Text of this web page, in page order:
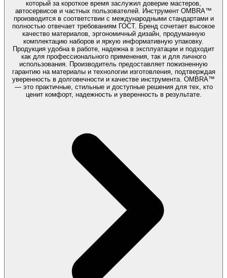
который за короткое время заслужил доверие мастеров,
автосервисов и частных пользователей. Инструмент OMBRA™
производится в соответствии с международными стандартами и
полностью отвечает требованиям ГОСТ. Бренд сочетает высокое
качество материалов, эргономичный дизайн, продуманную
комплектацию наборов и яркую информативную упаковку.
Продукция удобна в работе, надежна в эксплуатации и подходит
как для профессионального применения, так и для личного
использования. Производитель предоставляет пожизненную
гарантию на материалы и технологии изготовления, подтверждая
уверенность в долговечности и качестве инструмента. OMBRA™
— это практичные, стильные и доступные решения для тех, кто
ценит комфорт, надежность и уверенность в результате.